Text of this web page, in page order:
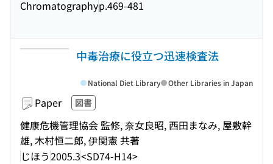
Chromatographyp.469-481
中毒治療に役立つ迅速検査法
Paper 図書
健康危機管理協会 監修, 奈女良昭, 西田まなみ, 屋敷幹
雄, 木村恒二郎, 伊関憲 共著
じほう2005.3<SD74-H14>
National Diet Library Other Libraries in Japan